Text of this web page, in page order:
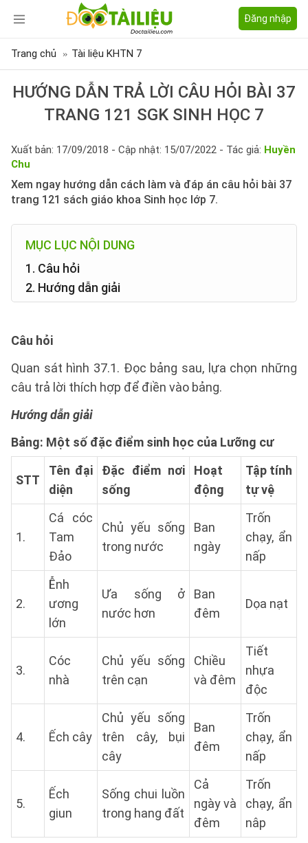
Đăng nhập
Trang chủ Tài liệu KHTN 7
HƯỚNG DẪN TRẢ LỜI CÂU HỎI BÀI 37
TRANG 121 SGK SINH HỌC 7
Xuất bản: 17/09/2018 - Cập nhật: 15/07/2022 - Tác giả: Huyền
Chu
Xem ngay hướng dẫn cách làm và đáp án câu hỏi bài 37
trang 121 sách giáo khoa Sinh học lớp 7.
MỤC LỤC NỘI DUNG
1. Câu hỏi
2. Hướng dẫn giải
Câu hỏi
Quan sát hình 37.1. Đọc bảng sau, lựa chọn những
câu trả lời thích hợp để điền vào bảng.
Hướng dẫn giải
Bảng: Một số đặc điểm sinh học của Lưỡng cư
STT
Tên đại
diện
Đặc điểm nơi
sống
Hoạt
động
Tập tính
tự vệ
1.
Cá cóc
Tam
Đảo
Chủ yếu sống
trong nước
Ban
ngày
Trốn
chạy, ẩn
nấp
2.
Ễnh
ương
lớn
Ưa sống ở
nước hơn
Ban
đêm
Dọa nạt
3.
Cóc
nhà
Chủ yếu sống
trên cạn
Chiều
và đêm
Tiết
nhựa
độc
4. Ếch cây
Chủ yếu sống
trên cây, bụi
cây
Ban
đêm
Trốn
chạy, ẩn
nấp
5.
Ếch
giun
Sống chui luồn
trong hang đất
Cả
ngày và
đêm
Trốn
chạy, ẩn
nâp